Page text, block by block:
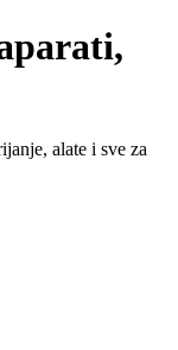
alate i sve za